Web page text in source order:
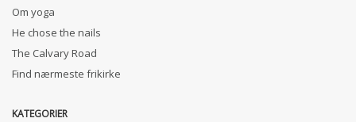
Om yoga
He chose the nails
The Calvary Road
Find nærmeste frikirke
KATEGORIER